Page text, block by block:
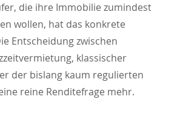
die ihre Immobilie zumindest
wollen, hat das konkrete
Entscheidung zwischen
klassischer
der bislang kaum regulierten
reine Renditefrage mehr.